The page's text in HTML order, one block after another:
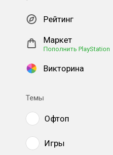
Рейтинг
Маркет
Пополнить PlayStation
Викторина
Темы
Офтоп
Игры